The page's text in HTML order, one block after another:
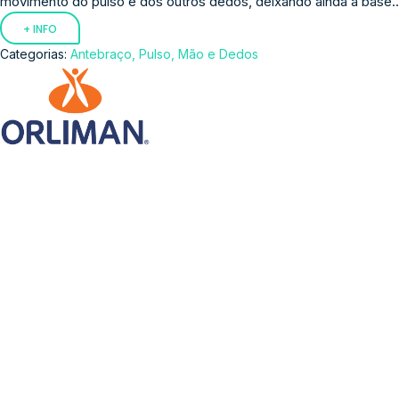
+ INFO
Categorias: Antebraço, Pulso, Mão e Dedos